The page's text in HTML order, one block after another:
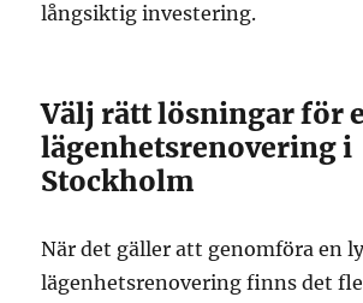
långsiktig investering.
Välj rätt lösningar för
lägenhetsrenovering i
Stockholm
När det gäller att genomföra en
lägenhetsrenovering finns det